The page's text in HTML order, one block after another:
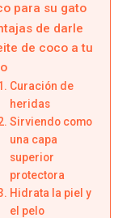
para su gato
de darle
de coco a tu
Curación de
heridas
Sirviendo como
una capa
superior
protectora
Hidrata la piel y
el pelo